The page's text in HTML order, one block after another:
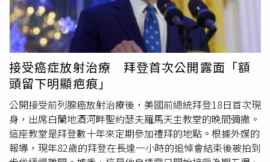
讓她與團隊陷入深刻挫敗。不過，她堅稱與川普在普選中的
得票差距不到2%，「選舉人團制度」才是造成最終落敗的
關鍵。賀錦麗也針對川普展開猛烈批評，稱對方是「暴君」
（tyrant），並指自己早在競選時便預言他將建立威權政
府，如今已被證明屬實。她舉例說，川普「確實將司法部
（Department of Justice）武器化」，並藉由監管機構打
壓脫口秀主持人坎摩爾（Jimmy Kimmel），只因後者在
《美國廣播公司（ABC）》節目上嘲諷右翼意見領袖柯克
（Charlie Kirk）。賀錦麗直言「他薄得像紙的臉皮，竟連一
個玩笑都無法忍受，還試圖關掉整個媒體組織。」除了批評
川普，她也指責美國部分企業領袖與機構「過於輕易屈服於
接受癌症放射治療 拜登首次公開露面「額
頭留下明顯疤痕」
公開接受前列腺癌放射治療後，美國前總統拜登18日首次現
身，出席白蘭地酒河畔聖約瑟夫羅馬天主教堂的晚間彌撒。
這座教堂是拜登數十年來定期參加禮拜的地點。根據外媒的
報導，現年82歲的拜登在長達一小時的追悼會結束後被拍到